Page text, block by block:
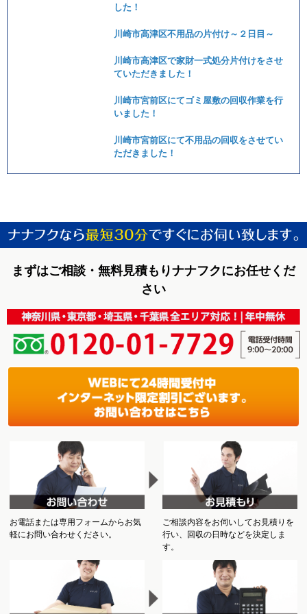
した！
川崎市高津区不用品の片付け～２日目～
川崎市高津区で家財一式処分片付けをさせ
ていただきました！
川崎市宮前区にてゴミ屋敷の回収作業を行
いました！
川崎市宮前区にて不用品の回収をさせてい
ただきました！
まずはご相談・無料見積もりナナフクにお任せくだ
さい
お電話または専用フォームからお気
軽にお問い合わせください。
ご相談内容をお伺いしてお見積りを
行い、回収の日時などを決定しま
す。